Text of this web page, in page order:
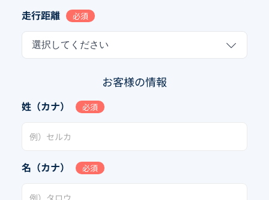
走行距離 必須
選択してください
お客様の情報
姓（カナ） 必須
名（カナ） 必須